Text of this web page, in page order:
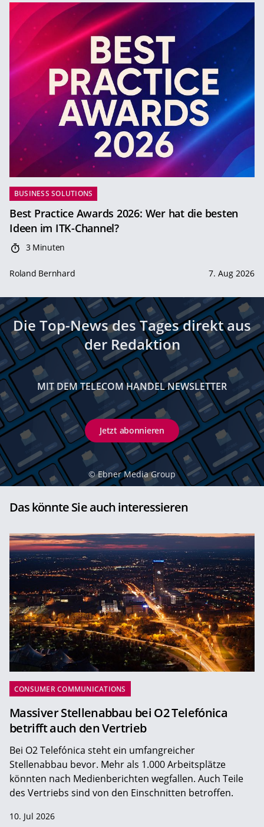
BUSINESS SOLUTIONS
Best Practice Awards 2026: Wer hat die besten
Ideen im ITK-Channel?
3 Minuten
Roland Bernhard 7. Aug 2026
Die Top-News des Tages direkt aus
der Redaktion
MIT DEM TELECOM HANDEL NEWSLETTER
Jetzt abonnieren
© Ebner Media Group
Das könnte Sie auch interessieren
CONSUMER COMMUNICATIONS
Massiver Stellenabbau bei O2 Telefónica
betrifft auch den Vertrieb
Bei O2 Telefónica steht ein umfangreicher
Stellenabbau bevor. Mehr als 1.000 Arbeitsplätze
könnten nach Medienberichten wegfallen. Auch Teile
des Vertriebs sind von den Einschnitten betroffen.
10. Jul 2026